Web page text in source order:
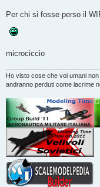
Per chi si fosse perso il
microciccio
Ho visto cose che voi umani
andranno perduti come lacrime